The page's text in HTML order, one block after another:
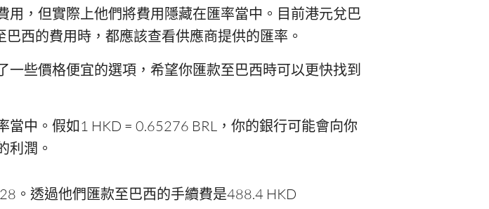
，但實際上他們將費用隱藏在匯率當中。目前港元兌巴
西的費用時，都應該查看供應商提供的匯率。
些價格便宜的選項，希望你匯款至巴西時可以更快找到
中。假如1 HKD = 0.65276 BRL，你的銀行可能會向你
利潤。
。透過他們匯款至巴西的手續費是488.4 HKD